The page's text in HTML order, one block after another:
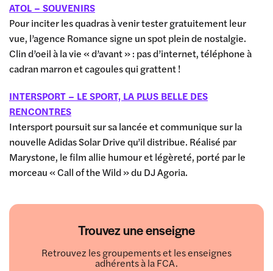
Trouvez une enseigne
Retrouvez les groupements et les enseignes
adhérents à la FCA.
ATOL – SOUVENIRS
Pour inciter les quadras à venir tester gratuitement leur
vue, l’agence Romance signe un spot plein de nostalgie.
Clin d’oeil à la vie « d’avant » : pas d’internet, téléphone à
cadran marron et cagoules qui grattent !
INTERSPORT – LE SPORT, LA PLUS BELLE DES
RENCONTRES
Intersport poursuit sur sa lancée et communique sur la
nouvelle Adidas Solar Drive qu’il distribue. Réalisé par
Marystone, le film allie humour et légèreté, porté par le
morceau « Call of the Wild » du DJ Agoria.